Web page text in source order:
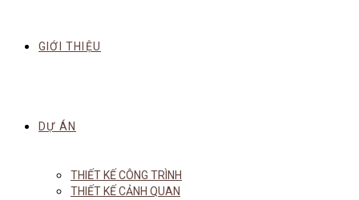
GIỚI THIỆU
DỰ ÁN
THIẾT KẾ CÔNG TRÌNH
THIẾT KẾ CẢNH QUAN